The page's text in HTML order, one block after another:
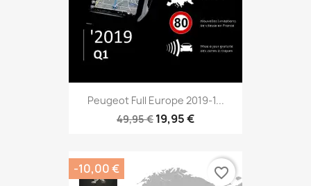
Peugeot Full Europe 2019-1...
49,95 € 19,95 €
-10,00 € favorite_border